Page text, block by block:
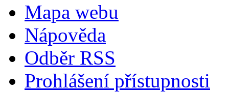
Mapa webu
Nápověda
Odběr RSS
Prohlášení přístupnosti